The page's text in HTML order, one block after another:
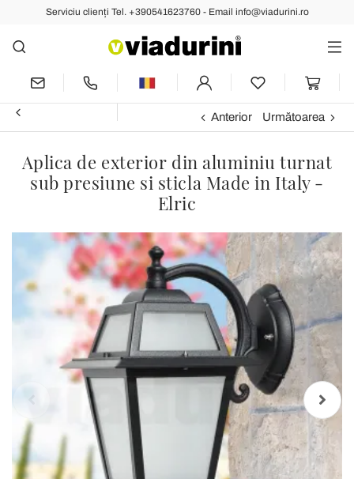
Serviciu clienți Tel. +390541623760 - Email info@viadurini.ro
Anterior Următoarea
Aplica de exterior din aluminiu turnat
sub presiune si sticla Made in Italy -
Elric